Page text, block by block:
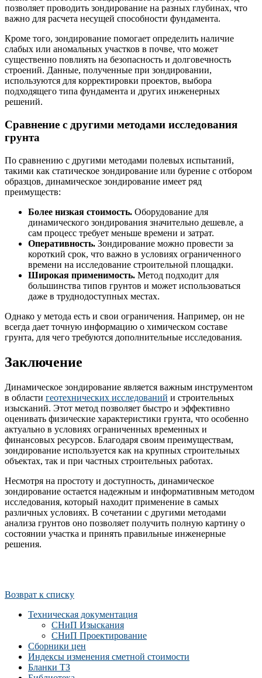
позволяет проводить зондирование на разных глубинах, что
важно для расчета несущей способности фундамента.
Кроме того, зондирование помогает определить наличие
слабых или аномальных участков в почве, что может
существенно повлиять на безопасность и долговечность
строений. Данные, полученные при зондировании,
используются для корректировки проектов, выбора
подходящего типа фундамента и других инженерных
решений.
Сравнение с другими методами исследования
грунта
По сравнению с другими методами полевых испытаний,
такими как статическое зондирование или бурение с отбором
образцов, динамическое зондирование имеет ряд
преимуществ:
Более низкая стоимость. Оборудование для
динамического зондирования значительно дешевле, а
сам процесс требует меньше времени и затрат.
Оперативность. Зондирование можно провести за
короткий срок, что важно в условиях ограниченного
времени на исследование строительной площадки.
Широкая применимость. Метод подходит для
большинства типов грунтов и может использоваться
даже в труднодоступных местах.
Однако у метода есть и свои ограничения. Например, он не
всегда дает точную информацию о химическом составе
грунта, для чего требуются дополнительные исследования.
Заключение
Динамическое зондирование является важным инструментом
в области геотехнических исследований и строительных
изысканий. Этот метод позволяет быстро и эффективно
оценивать физические характеристики грунта, что особенно
актуально в условиях ограниченных временных и
финансовых ресурсов. Благодаря своим преимуществам,
зондирование используется как на крупных строительных
объектах, так и при частных строительных работах.
Несмотря на простоту и доступность, динамическое
зондирование остается надежным и информативным методом
исследования, который находит применение в самых
различных условиях. В сочетании с другими методами
анализа грунтов оно позволяет получить полную картину о
состоянии участка и принять правильные инженерные
решения.
Возврат к списку
Техническая документация
СНиП Изыскания
СНиП Проектирование
Сборники цен
Индексы изменения сметной стоимости
Бланки ТЗ